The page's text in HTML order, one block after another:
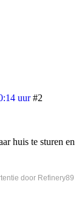
uur #2
huis te sturen
door Refinery89